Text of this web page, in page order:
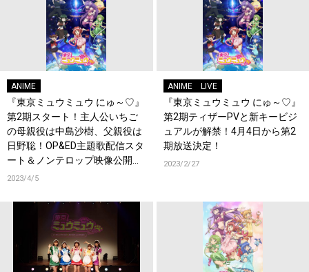
ANIME
『東京ミュウミュウ にゅ～♡』
第2期スタート！主人公いちご
の母親役は中島沙樹、父親役は
日野聡！OP&ED主題歌配信スタ
ート＆ノンテロップ映像公開！
BD＆DVD情報も解禁！
2023/4/5
ANIME LIVE
『東京ミュウミュウ にゅ～♡』
第2期ティザーPVと新キービジ
ュアルが解禁！4月4日から第2
期放送決定！
2023/2/27